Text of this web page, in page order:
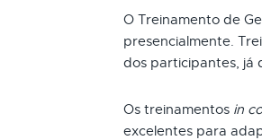
O Treinamento de
presencialmente.
dos participantes, já
Os treinamentos in
excelentes para